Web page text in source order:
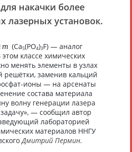
накачки более
лазерных установок.
(Ca5(PO4)3F) — аналог
классе химических
менять элементы в узлах
решётки, заменив кальций
ионы — на арсенаты
состава материала
волну генерации лазера
— сообщил автор
лабораторией
материалов ННГУ
Дмитрий Пермин.